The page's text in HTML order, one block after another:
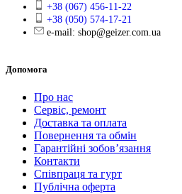
+38 (067) 456-11-22
+38 (050) 574-17-21
e-mail: shop@geizer.com.ua
Допомога
Про нас
Сервіс, ремонт
Доставка та оплата
Повернення та обмін
Гарантійні зобов’язання
Контакти
Співпраця та гурт
Публічна оферта